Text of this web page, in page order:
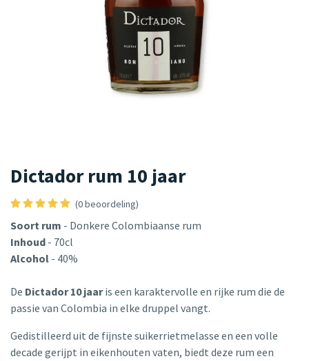
Dictador rum 10 jaar
(0 beoordeling)
Soort rum - Donkere Colombiaanse rum
Inhoud - 70cl
Alcohol - 40%
De Dictador 10 jaaris een karaktervolle en rijke rum die de
passie van Colombia in elke druppel vangt.
Gedistilleerd uit de fijnste suikerrietmelasse en een volle
decade gerijpt in eikenhouten vaten, biedt deze rum een